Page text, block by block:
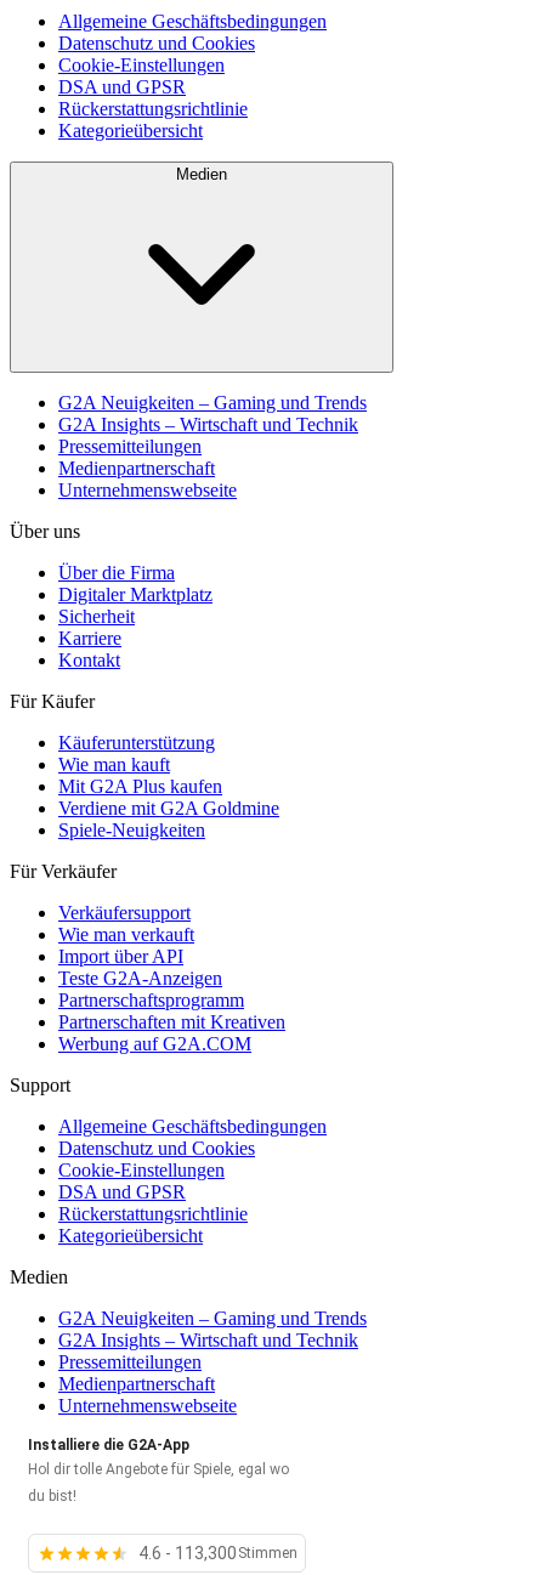
Allgemeine Geschäftsbedingungen
Datenschutz und Cookies
Cookie-Einstellungen
DSA und GPSR
Rückerstattungsrichtlinie
Kategorieübersicht
Medien
G2A Neuigkeiten – Gaming und Trends
G2A Insights – Wirtschaft und Technik
Pressemitteilungen
Medienpartnerschaft
Unternehmenswebseite
Über uns
Über die Firma
Digitaler Marktplatz
Sicherheit
Karriere
Kontakt
Für Käufer
Käuferunterstützung
Wie man kauft
Mit G2A Plus kaufen
Verdiene mit G2A Goldmine
Spiele-Neuigkeiten
Für Verkäufer
Verkäufersupport
Wie man verkauft
Import über API
Teste G2A-Anzeigen
Partnerschaftsprogramm
Partnerschaften mit Kreativen
Werbung auf G2A.COM
Support
Allgemeine Geschäftsbedingungen
Datenschutz und Cookies
Cookie-Einstellungen
DSA und GPSR
Rückerstattungsrichtlinie
Kategorieübersicht
Medien
G2A Neuigkeiten – Gaming und Trends
G2A Insights – Wirtschaft und Technik
Pressemitteilungen
Medienpartnerschaft
Unternehmenswebseite
Installiere die G2A-App
Hol dir tolle Angebote für Spiele, egal wo
du bist!
4.6 - 113,300 Stimmen